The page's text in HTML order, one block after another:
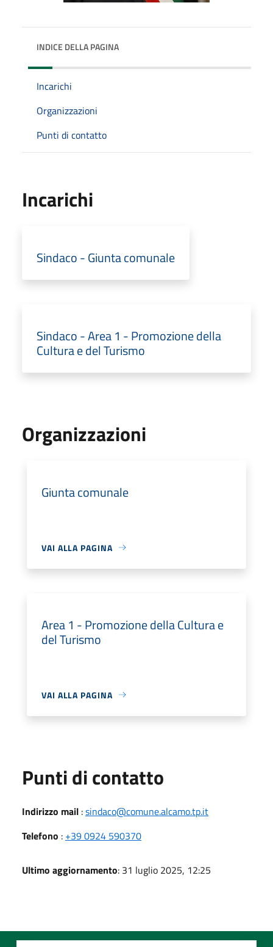
INDICE DELLA PAGINA
Incarichi
Organizzazioni
Punti di contatto
Incarichi
Sindaco - Giunta comunale
Sindaco - Area 1 - Promozione della
Cultura e del Turismo
Organizzazioni
Giunta comunale
VAI ALLA PAGINA
Area 1 - Promozione della Cultura e
del Turismo
VAI ALLA PAGINA
Punti di contatto
Indirizzo mail :sindaco@comune.alcamo.tp.it
Telefono : +39 0924 590370
Ultimo aggiornamento: 31 luglio 2025, 12:25